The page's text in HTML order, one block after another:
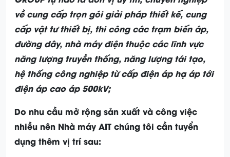
về cung cấp trọn gói giải pháp thiết kế, cung
cấp vật tư thiết bị, thi công các trạm biến áp,
đường dây, nhà máy điện thuộc các lĩnh vực
năng lượng truyền thống, năng lượng tái tạo,
hệ thống công nghiệp từ cấp điện áp hạ áp tới
điện áp cao áp 500kV;
Do nhu cầu mở rộng sản xuất và công việc
nhiều nên Nhà máy AIT chúng tôi cần tuyển
dụng thêm vị trí sau: